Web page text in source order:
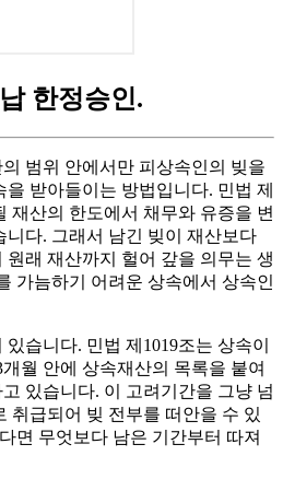
한정승인.
범위 안에서만 피상속인의 빚을
받아들이는 방법입니다. 민법 제
재산의 한도에서 채무와 유증을 변
다. 그래서 남긴 빚이 재산보다
래 재산까지 헐어 갚을 의무는 생
가늠하기 어려운 상속에서 상속인
습니다. 민법 제1019조는 상속이
월 안에 상속재산의 목록을 붙여
있습니다. 이 고려기간을 그냥 넘
취급되어 빚 전부를 떠안을 수 있
면 무엇보다 남은 기간부터 따져